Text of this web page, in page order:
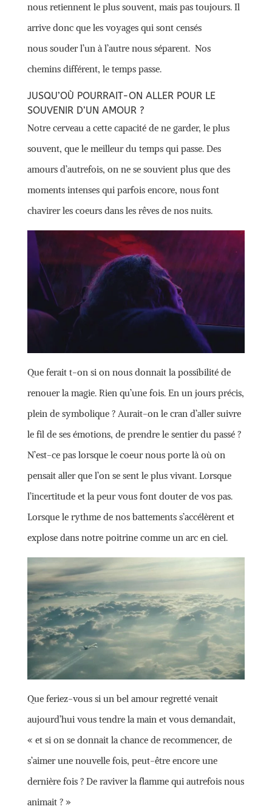
nous retiennent le plus souvent, mais pas toujours. Il
arrive donc que les voyages qui sont censés
nous souder l’un à l’autre nous séparent. Nos
chemins différent, le temps passe.
JUSQU’OÙ POURRAIT-ON ALLER POUR LE
SOUVENIR D’UN AMOUR ?
Notre cerveau a cette capacité de ne garder, le plus
souvent, que le meilleur du temps qui passe. Des
amours d’autrefois, on ne se souvient plus que des
moments intenses qui parfois encore, nous font
chavirer les coeurs dans les rêves de nos nuits.
Que ferait t-on si on nous donnait la possibilité de
renouer la magie. Rien qu’une fois. En un jours précis,
plein de symbolique ? Aurait-on le cran d’aller suivre
le fil de ses émotions, de prendre le sentier du passé ?
N’est-ce pas lorsque le coeur nous porte là où on
pensait aller que l’on se sent le plus vivant. Lorsque
l’incertitude et la peur vous font douter de vos pas.
Lorsque le rythme de nos battements s’accélèrent et
explose dans notre poitrine comme un arc en ciel.
Que feriez-vous si un bel amour regretté venait
aujourd’hui vous tendre la main et vous demandait,
« et si on se donnait la chance de recommencer, de
s’aimer une nouvelle fois, peut-être encore une
dernière fois ? De raviver la flamme qui autrefois nous
animait ? »